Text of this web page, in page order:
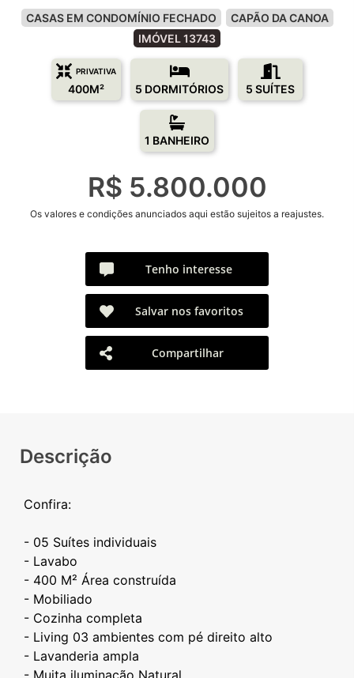
CASAS EM CONDOMÍNIO FECHADO
CAPÃO DA CANOA
IMÓVEL 13743
PRIVATIVA
400M² 5 DORMITÓRIOS 5 SUÍTES
1 BANHEIRO
R$ 5.800.000
Os valores e condições anunciados aqui estão sujeitos a reajustes.
Tenho interesse
Salvar nos favoritos
Compartilhar
Descrição
Confira:
- 05 Suítes individuais
- Lavabo
- 400 M² Área construída
- ⁠Mobiliado
- ⁠Cozinha completa
- Living 03 ambientes com pé direito alto
- ⁠Lavanderia ampla
- Muita iluminação Natural